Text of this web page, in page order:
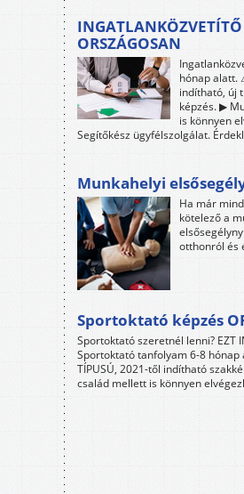
ORSZÁGOSAN
hónap alatt.
indítható, új
képzés. ▶
is könnyen
Segítőkész ügyfélszolgálat.
Munkahelyi
Ha már
kötelező a
otthonról és
Sportoktató képzés
Sportoktató szeretnél lenni? EZT
Sportoktató tanfolyam 6-8 hónap
TÍPUSÚ, 2021-től indítható
család mellett is könnyen